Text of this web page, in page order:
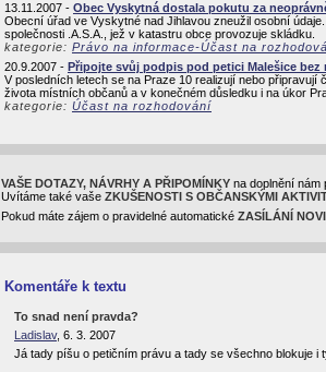
13.11.2007 - Obec Vyskytná dostala pokutu za
Obecní úřad ve Vyskytné nad Jihlavou zneužil osobní
společnosti .A.S.A., jež v katastru obce provozuje skládku.
kategorie: Právo na informace-Účast na
20.9.2007 - Připojte svůj podpis pod petici Malešice bez
V posledních letech se na Praze 10 realizují nebo
života místních občanů a v konečném důsledku i na úkor
kategorie: Účast na rozhodování
VAŠE DOTAZY, NÁVRHY A PŘIPOMÍNKY na doplnění
Uvítáme také vaše ZKUŠENOSTI S OBČANSKÝMI
Pokud máte zájem o pravidelné automatické ZASÍLÁNÍ
Komentáře k textu
To snad není pravda?
Ladislav, 6. 3. 2007
Já tady píšu o petičním právu a tady se všechno blokuje i